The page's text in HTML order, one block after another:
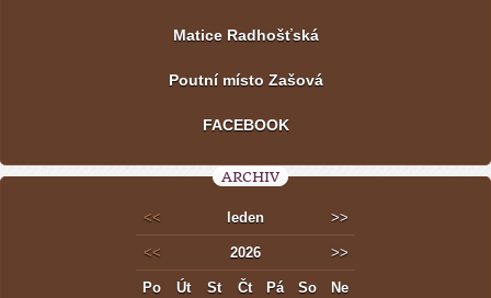
Matice Radhošťská
Poutní místo Zašová
FACEBOOK
ARCHIV
<< leden >>
<< 2026 >>
Po Út St Čt Pá So Ne